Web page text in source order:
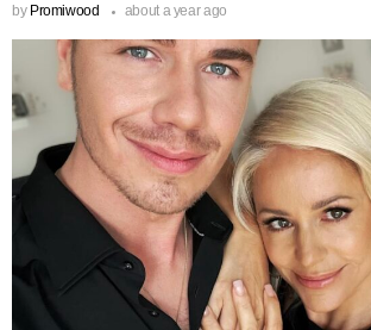
by Promiwood about a year ago